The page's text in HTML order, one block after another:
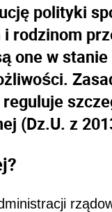
polityki
rodzinom
one w
(Dz.U. z